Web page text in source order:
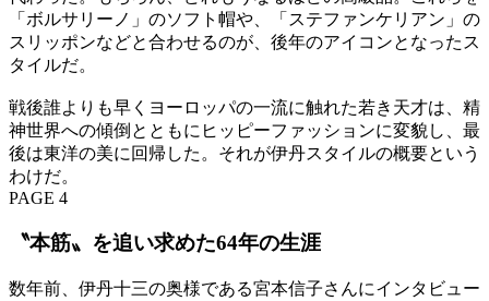
「ボルサリーノ」のソフト帽や、「ステファンケリアン」の
スリッポンなどと合わせるのが、後年のアイコンとなったス
タイルだ。
戦後誰よりも早くヨーロッパの一流に触れた若き天才は、精
神世界への傾倒とともにヒッピーファッションに変貌し、最
後は東洋の美に回帰した。それが伊丹スタイルの概要という
わけだ。
PAGE 4
〝本筋〟を追い求めた64年の生涯
数年前、伊丹十三の奥様である宮本信子さんにインタビュー